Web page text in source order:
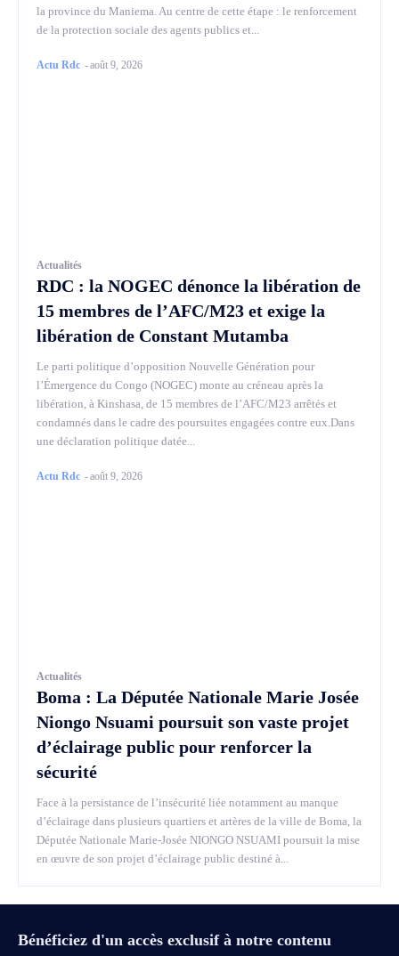
la province du Maniema. Au centre de cette étape : le renforcement
de la protection sociale des agents publics et...
Actu Rdc -août 9, 2026
Actualités
RDC : la NOGEC dénonce la libération de
15 membres de l’AFC/M23 et exige la
libération de Constant Mutamba
Le parti politique d’opposition Nouvelle Génération pour
l’Émergence du Congo (NOGEC) monte au créneau après la
libération, à Kinshasa, de 15 membres de l’AFC/M23 arrêtés et
condamnés dans le cadre des poursuites engagées contre eux.Dans
une déclaration politique datée...
Actu Rdc -août 9, 2026
Actualités
Boma : La Députée Nationale Marie Josée
Niongo Nsuami poursuit son vaste projet
d’éclairage public pour renforcer la
sécurité
Face à la persistance de l’insécurité liée notamment au manque
d’éclairage dans plusieurs quartiers et artères de la ville de Boma, la
Députée Nationale Marie-Josée NIONGO NSUAMI poursuit la mise
en œuvre de son projet d’éclairage public destiné à...
Bénéficiez d'un accès exclusif à notre contenu